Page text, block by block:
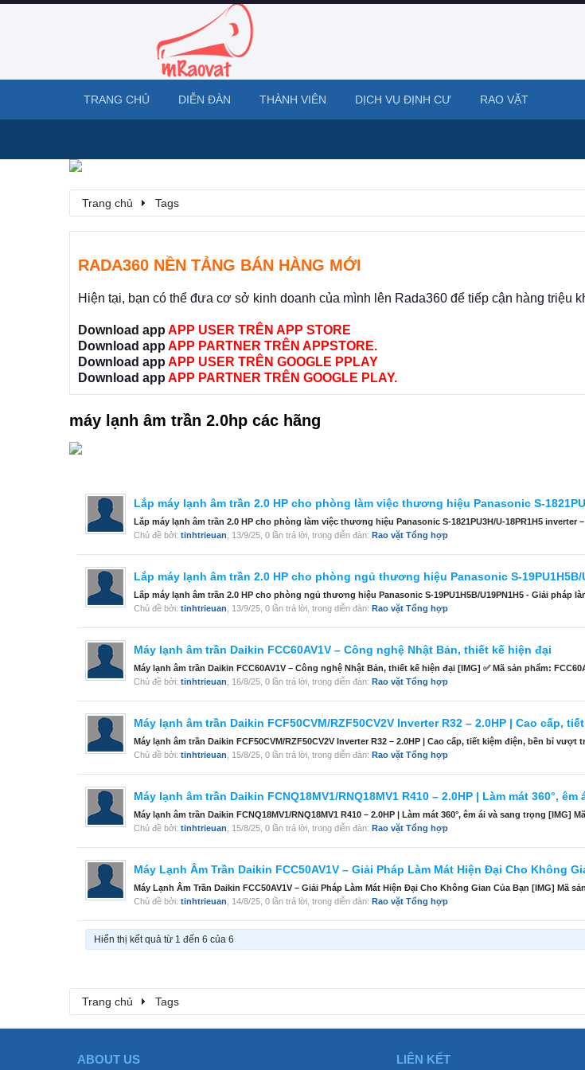
Trang chủ Tags
RADA360 NỀN TẢNG BÁN HÀNG MỚI
Hiện tại, bạn có thể đưa cơ sở kinh doanh của mình lên Rada360 để tiếp cận hàng triệu
Download app APP USER TRÊN APP STORE
Download app APP PARTNER TRÊN APPSTORE.
Download app APP USER TRÊN GOOGLE PPLAY
Download app APP PARTNER TRÊN GOOGLE PLAY.
máy lạnh âm trần 2.0hp các hãng
Lắp máy lạnh âm trần 2.0 HP cho phòng làm việc thương hiệu Panasonic S-
Lắp máy lạnh âm trần 2.0 HP cho phòng làm việc thương hiệu Panasonic S-1821PU3H/U-18PR1H5 inverter
Chủ đề bởi: tinhtrieuan 13/9/25 , 0 lần trả lời, trong diễn đàn: Rao vặt Tổng hợp
Lắp máy lạnh âm trần 2.0 HP cho phòng ngủ thương hiệu Panasonic S-19PU1H5B/
Lắp máy lạnh âm trần 2.0 HP cho phòng ngủ thương hiệu Panasonic S-19PU1H5B/U19PN1H5 - Giải pháp
Chủ đề bởi: tinhtrieuan 13/9/25 , 0 lần trả lời, trong diễn đàn: Rao vặt Tổng hợp
Máy lạnh âm trần Daikin FCC60AV1V – Công nghệ Nhật Bản, thiết kế hiện đại
Máy lạnh âm trần Daikin FCC60AV1V – Công nghệ Nhật Bản, thiết kế hiện đại [IMG] ✅ Mã sản phẩm:
Chủ đề bởi: tinhtrieuan 16/8/25 , 0 lần trả lời, trong diễn đàn: Rao vặt Tổng hợp
Máy lạnh âm trần Daikin FCF50CVM/RZF50CV2V Inverter R32 – 2.0HP | Cao cấp,
Máy lạnh âm trần Daikin FCF50CVM/RZF50CV2V Inverter R32 – 2.0HP | Cao cấp, tiết kiệm điện, bền bỉ vượt
Chủ đề bởi: tinhtrieuan 15/8/25 , 0 lần trả lời, trong diễn đàn: Rao vặt Tổng hợp
Máy lạnh âm trần Daikin FCNQ18MV1/RNQ18MV1 R410 – 2.0HP | Làm mát 360°,
Máy lạnh âm trần Daikin FCNQ18MV1/RNQ18MV1 R410 – 2.0HP | Làm mát 360°, êm ái và sang trọng [IMG]
Chủ đề bởi: tinhtrieuan 15/8/25 , 0 lần trả lời, trong diễn đàn: Rao vặt Tổng hợp
Máy Lạnh Âm Trần Daikin FCC50AV1V – Giải Pháp Làm Mát Hiện Đại Cho Không
Máy Lạnh Âm Trần Daikin FCC50AV1V – Giải Pháp Làm Mát Hiện Đại Cho Không Gian Của Bạn [IMG] Mã
Chủ đề bởi: tinhtrieuan 14/8/25 , 0 lần trả lời, trong diễn đàn: Rao vặt Tổng hợp
Hiển thị kết quả từ 1 đến 6 của 6
Trang chủ Tags
TRANG CHỦ DIỄN ĐÀN THÀNH VIÊN DỊCH VỤ ĐỊNH CƯ RAO VẶT
ABOUT US LIÊN KẾT